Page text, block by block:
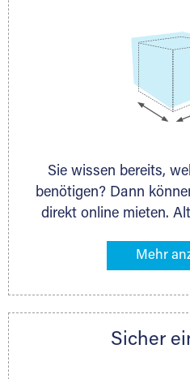
Sie wissen bereits,
benötigen? Dann
direkt online mieten.
Gegenstände an, die
ermittelt. Natürlich
persönlich hinsichtlich
Sicher